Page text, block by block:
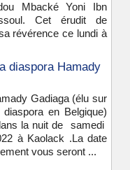
Mbacké Yoni Ibn
Cet érudit de
révérence ce lundi à
diaspora Hamady
Gadiaga (élu sur
en Belgique)
la nuit de samedi
à Kaolack .La date
vous seront ...